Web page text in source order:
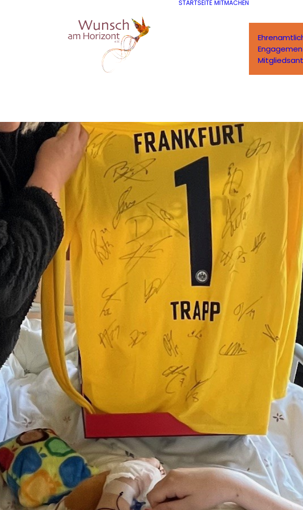
STARTSEITE MITMACHEN